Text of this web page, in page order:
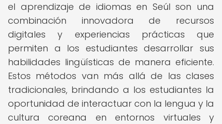
el aprendizaje de idiomas en Seúl son una
combinación innovadora de recursos
digitales y experiencias prácticas que
permiten a los estudiantes desarrollar sus
habilidades lingüísticas de manera eficiente.
Estos métodos van más allá de las clases
tradicionales, brindando a los estudiantes la
oportunidad de interactuar con la lengua y la
cultura coreana en entornos virtuales y